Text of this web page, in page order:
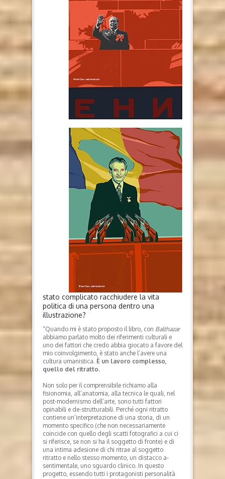
stato complicato racchiudere la vita
politica di una persona dentro una
illustrazione?
“Quando mi è stato proposto il libro, con Balthazar
abbiamo parlato molto dei riferimenti culturali e
uno dei fattori che credo abbia giocato a favore del
mio coinvolgimento, è stato anche l’avere una
cultura umanistica. È un lavoro complesso,
quello del ritratto.
Non solo per il comprensibile richiamo alla
fisionomia, all’anatomia, alla tecnica le quali, nel
post-modernismo dell’arte, sono tutti fattori
opinabili e de-strutturabili. Perché ogni ritratto
contiene un’interpretazione di una storia, di un
momento specifico (che non necessariamente
coincide con quello degli scatti fotografici a cui ci
si riferisce, se non si ha il soggetto di fronte) e di
una intima adesione di chi ritrae al soggetto
ritratto e nello stesso momento, un distacco a-
sentimentale, uno sguardo clinico. In questo
progetto, essendo tutti i protagonisti personalità